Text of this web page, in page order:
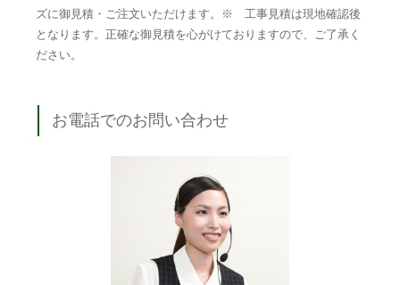
ズに御見積・ご注文いただけます。※ 工事見積は現地確認後
となります。正確な御見積を心がけておりますので、ご了承く
ださい。
お電話でのお問い合わせ